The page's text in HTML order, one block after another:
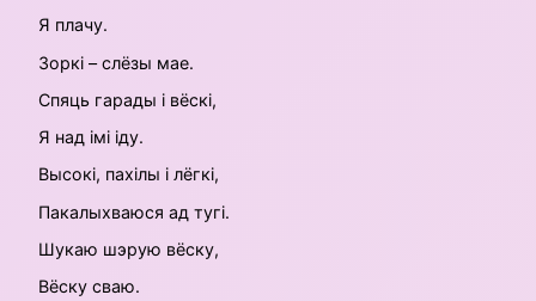
Я плачу.
Зоркі – слёзы мае.
Спяць гарады і вёскі,
Я над імі іду.
Высокі, пахілы і лёгкі,
Пакалыхваюся ад тугі.
Шукаю шэрую вёску,
Вёску сваю.